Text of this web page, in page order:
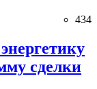
434
сделки